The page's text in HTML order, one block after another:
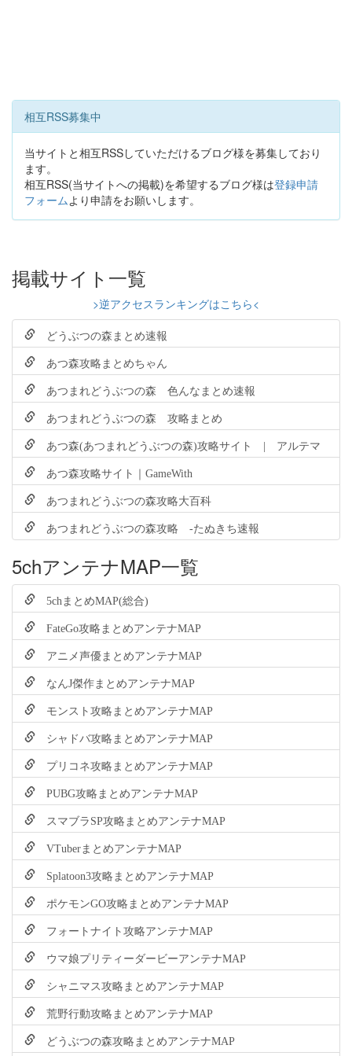
相互RSS募集中
当サイトと相互RSSしていただけるブログ様を募集しており
ます。
相互RSS(当サイトへの掲載)を希望するブログ様は登録申請
フォームより申請をお願いします。
掲載サイト一覧
>逆アクセスランキングはこちら<
どうぶつの森まとめ速報
あつ森攻略まとめちゃん
あつまれどうぶつの森 色んなまとめ速報
あつまれどうぶつの森 攻略まとめ
あつ森(あつまれどうぶつの森)攻略サイト | アルテマ
あつ森攻略サイト｜GameWith
あつまれどうぶつの森攻略大百科
あつまれどうぶつの森攻略 -たぬきち速報
5chアンテナMAP一覧
5chまとめMAP(総合)
FateGo攻略まとめアンテナMAP
アニメ声優まとめアンテナMAP
なんJ傑作まとめアンテナMAP
モンスト攻略まとめアンテナMAP
シャドバ攻略まとめアンテナMAP
プリコネ攻略まとめアンテナMAP
PUBG攻略まとめアンテナMAP
スマブラSP攻略まとめアンテナMAP
VTuberまとめアンテナMAP
Splatoon3攻略まとめアンテナMAP
ポケモンGO攻略まとめアンテナMAP
フォートナイト攻略アンテナMAP
ウマ娘プリティーダービーアンテナMAP
シャニマス攻略まとめアンテナMAP
荒野行動攻略まとめアンテナMAP
どうぶつの森攻略まとめアンテナMAP